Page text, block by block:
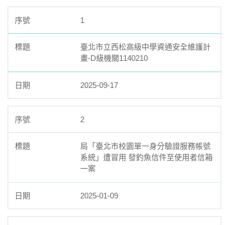
05.教室資訊設備說明
07.臺北市中小學資訊素養與倫理推動計畫
08.教育部「推動中小學數位學習精進方案」
10.學生「自備載具(BYOD)」到校計畫
11. 臺北市立西松高級中學電子郵件帳號管理辦法
12.學生活動肖像使用授權同意書
1
臺北市立西松高級中學資通安全維護計
畫-D級機關1140210
2025-09-17
2
局「臺北市校園單一身分驗證服務帳號
系統」遭冒用 發釣魚信件至使用者信箱
一案
2025-01-09